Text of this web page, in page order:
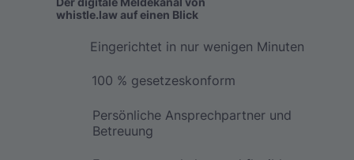
Persönliche Ansprechpartner und
Betreuung
100 % gesetzeskonform
Eingerichtet in nur wenigen Minuten
whistle.law auf einen Blick